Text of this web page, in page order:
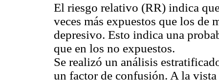
El riesgo relativo (RR) indica
veces más expuestos que los de
depresivo. Esto indica una
que en los no expuestos.
Se realizó un análisis
un factor de confusión. A la